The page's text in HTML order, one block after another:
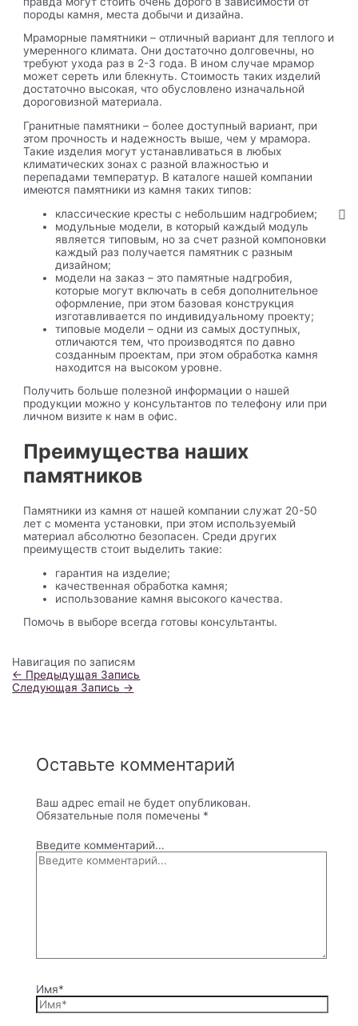
породы камня, места добычи и дизайна.
Мраморные памятники – отличный вариант для теплого и
умеренного климата. Они достаточно долговечны, но
требуют ухода раз в 2-3 года. В ином случае мрамор
может сереть или блекнуть. Стоимость таких изделий
достаточно высокая, что обусловлено изначальной
дороговизной материала.
Гранитные памятники – более доступный вариант, при
этом прочность и надежность выше, чем у мрамора.
Такие изделия могут устанавливаться в любых
климатических зонах с разной влажностью и
перепадами температур. В каталоге нашей компании
имеются памятники из камня таких типов:
классические кресты с небольшим надгробием;
модульные модели, в который каждый модуль
является типовым, но за счет разной компоновки
каждый раз получается памятник с разным
дизайном;
модели на заказ – это памятные надгробия,
которые могут включать в себя дополнительное
оформление, при этом базовая конструкция
изготавливается по индивидуальному проекту;
типовые модели – одни из самых доступных,
отличаются тем, что производятся по давно
созданным проектам, при этом обработка камня
находится на высоком уровне.
Получить больше полезной информации о нашей
продукции можно у консультантов по телефону или при
личном визите к нам в офис.
Преимущества наших
памятников
Памятники из камня от нашей компании служат 20-50
лет с момента установки, при этом используемый
материал абсолютно безопасен. Среди других
преимуществ стоит выделить такие:
гарантия на изделие;
качественная обработка камня;
использование камня высокого качества.
Помочь в выборе всегда готовы консультанты.
Навигация по записям
← Предыдущая Запись
Следующая Запись →
Оставьте комментарий
Ваш адрес email не будет опубликован.
Обязательные поля помечены *
Введите комментарий...
Имя*